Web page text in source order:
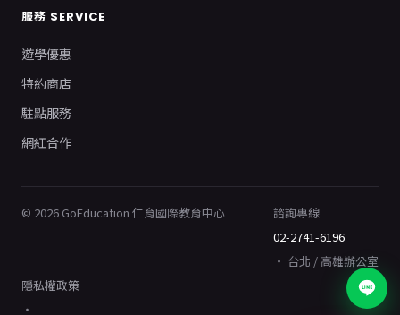
服務 SERVICE
遊學優惠
特約商店
駐點服務
網紅合作
© 2026 GoEducation 仁育國際教育中心
諮詢專線
02-2741-6196
・ 台北 / 高雄辦公室
隱私權政策
・